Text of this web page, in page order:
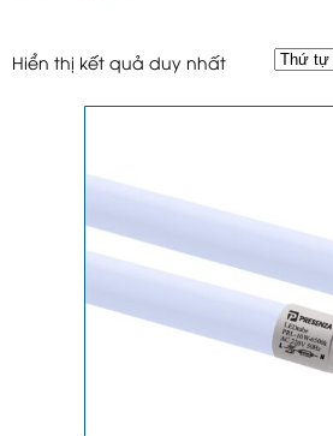
Hiển thị kết quả duy nhất